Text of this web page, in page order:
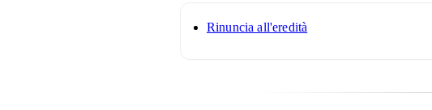
Rinuncia all'eredità